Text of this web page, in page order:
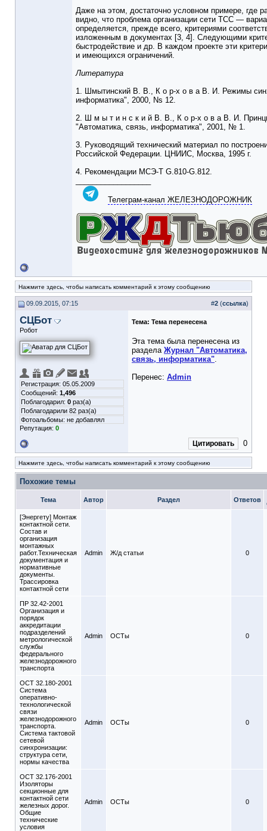
Даже на этом, достаточно условном примере, где
видно, что проблема организации сети ТСС —
определяется, прежде всего, критериями
изложенным в документах [3, 4]. Следующими
быстродействие и др. В каждом проекте эти
и имеющихся ограничений.
Литература
1. Шмытинский В. В., К о р-х о в а В. И. Режимы
информатика", 2000, Ns 12.
2. Ш м ы т и н с к и й В. В., К о р-х о в а В. И.
"Автоматика, связь, информатика", 2001, № 1.
3. Руководящий технический материал по
Российской Федерации. ЦНИИС, Москва, 1995 г.
4. Рекомендации МСЭ-Т G.810-G.812.
Телеграм-канал ЖЕЛЕЗНОДОРОЖНИК
Нажмите здесь, чтобы написать комментарий к этому сообщению
09.09.2015, 07:15 #2 (ссылка)
СЦБот
Робот
Регистрация: 05.05.2009
Сообщений: 1,496
Поблагодарил: 0 раз(а)
Поблагодарили 82 раз(а)
Фотоальбомы: не добавлял
Репутация: 0
Тема: Тема перенесена
Эта тема была перенесена из
раздела Журнал "Автоматика,
связь, информатика".
Перенес: Admin
Цитировать 0
Нажмите здесь, чтобы написать комментарий к этому сообщению
Похожие темы
Тема Автор Раздел Ответов
[Энергету] Монтаж
контактной сети.
Состав и
организация
монтажных
работ.Техническая
документация и
нормативные
документы.
Трассировка
контактной сети
Admin Ж/д статьи 0
ПР 32.42-2001
Организация и
порядок
аккредитации
подразделений
метрологической
службы
федерального
железнодорожного
транспорта
Admin ОСТы 0
ОСТ 32.180-2001
Система
оперативно-
технологической
связи
железнодорожного
транспорта.
Система тактовой
сетевой
синхронизации:
структура сети,
нормы качества
Admin ОСТы 0
ОСТ 32.176-2001
Изоляторы
секционные для
контактной сети
железных дорог.
Общие
технические
условия
Admin ОСТы 0